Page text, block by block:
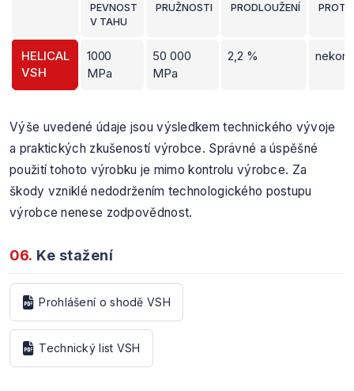
PEVNOST
V TAHU
PRUŽNOSTI
PRODLOUŽENÍ
PROTI
HELICAL
VSH
1000
MPa
50 000
MPa
2,2 %
Výše uvedené údaje jsou výsledkem technického vývoje
a praktických zkušeností výrobce. Správné a úspěšné
použití tohoto výrobku je mimo kontrolu výrobce. Za
škody vzniklé nedodržením technologického postupu
výrobce nenese zodpovědnost.
06. Ke stažení
Prohlášení o shodě VSH
Technický list VSH